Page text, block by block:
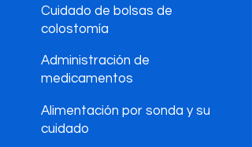
Cuidado de bolsas de
colostomía
Administración de
medicamentos
Alimentación por sonda y su
cuidado